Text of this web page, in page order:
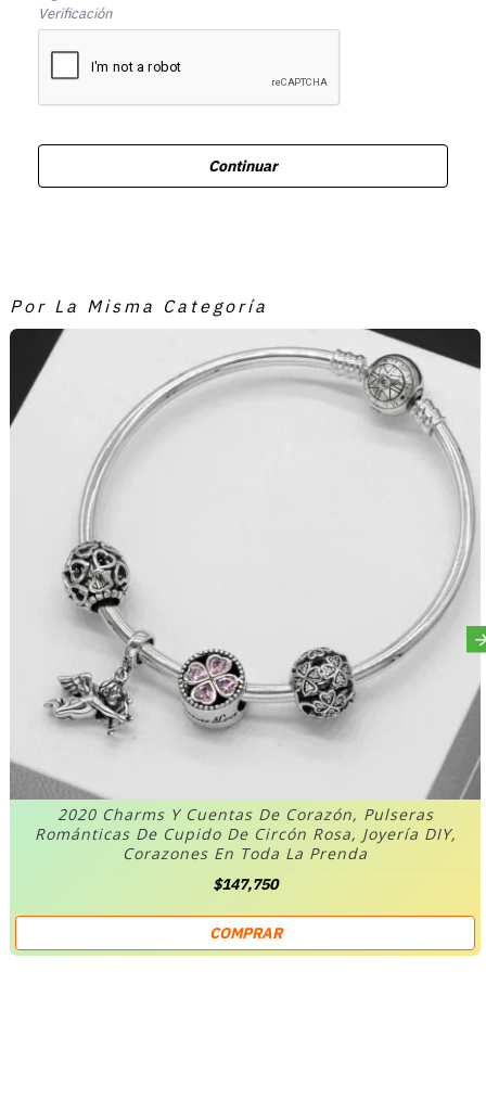
Verificación
Continuar
Por La Misma Categoría
2020 Charms Y Cuentas De Corazón, Pulseras
Románticas De Cupido De Circón Rosa, Joyería DIY,
Corazones En Toda La Prenda
$147,750
COMPRAR